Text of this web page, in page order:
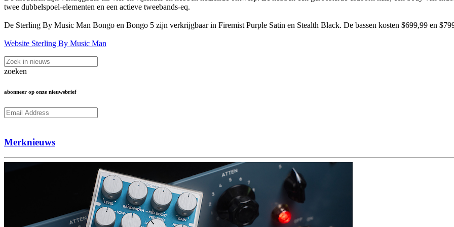
twee dubbelspoel-elementen en een actieve tweebands-eq.
De Sterling By Music Man Bongo en Bongo 5 zijn verkrijgbaar in Firemist Purple Satin en Stealth Black. De bassen kosten $699,99 en
Website Sterling By Music Man
zoeken
abonneer op onze nieuwsbrief
Merknieuws